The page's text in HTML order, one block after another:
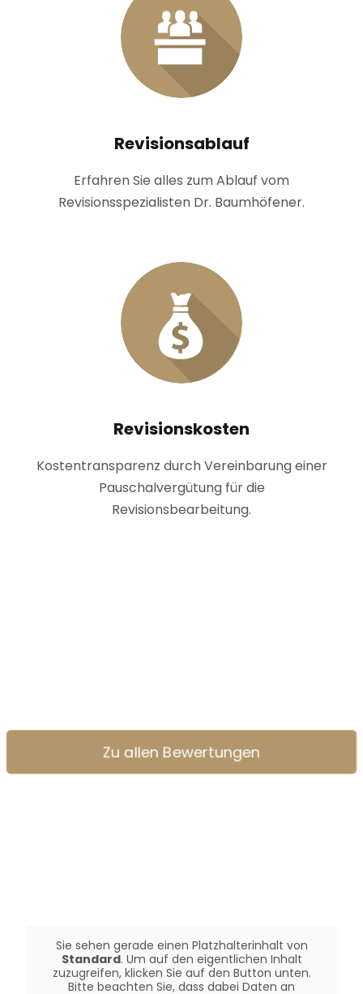
Revisionsablauf
Erfahren Sie alles zum Ablauf vom
Revisionsspezialisten Dr. Baumhöfener.
Revisionskosten
Kostentransparenz durch Vereinbarung einer
Pauschalvergütung für die
Revisionsbearbeitung.
Zu allen Bewertungen
Sie sehen gerade einen Platzhalterinhalt von
Standard. Um auf den eigentlichen Inhalt
zuzugreifen, klicken Sie auf den Button unten.
Bitte beachten Sie, dass dabei Daten an